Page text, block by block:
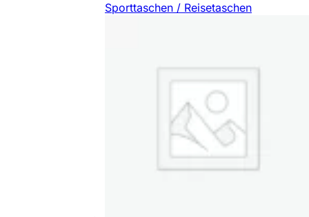
Sporttaschen / Reisetaschen